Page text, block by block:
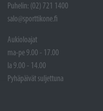
Puhelin: (02) 721 1400
salo@sporttikone.fi
Aukioloajat
ma-pe 9.00 - 17.00
la 9.00 - 14.00
Pyhäpäivät suljettuna